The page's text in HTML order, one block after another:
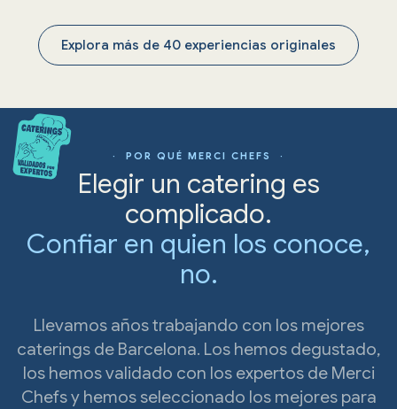
Explora más de 40 experiencias originales
· POR QUÉ MERCI CHEFS ·
Elegir un catering es
complicado.
Confiar en quien los conoce,
no.
Llevamos años trabajando con los mejores
caterings de Barcelona. Los hemos degustado,
los hemos validado con los expertos de Merci
Chefs y hemos seleccionado los mejores para